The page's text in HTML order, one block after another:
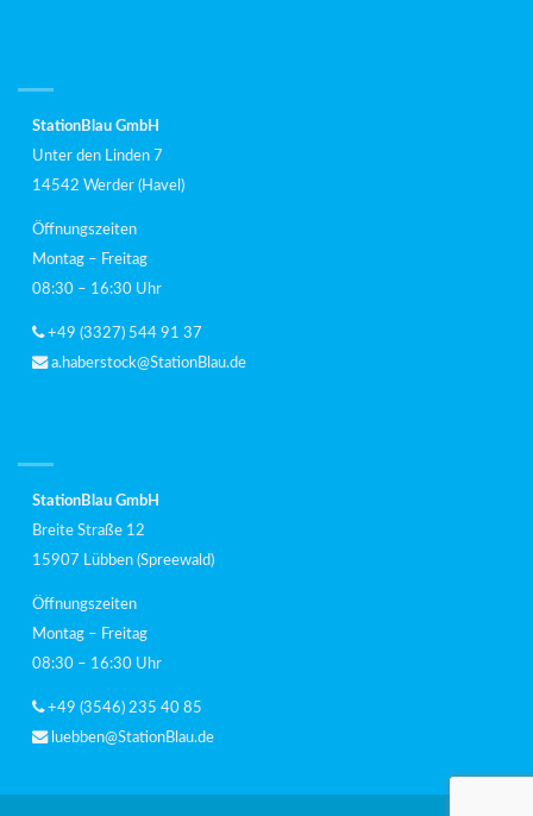
StationBlau GmbH
Unter den Linden 7
14542 Werder (Havel)
Öffnungszeiten
Montag – Freitag
08:30 – 16:30 Uhr
+49 (3327) 544 91 37
a.haberstock@StationBlau.de
StationBlau GmbH
Breite Straße 12
15907 Lübben (Spreewald)
Öffnungszeiten
Montag – Freitag
08:30 – 16:30 Uhr
+49 (3546) 235 40 85
luebben@StationBlau.de